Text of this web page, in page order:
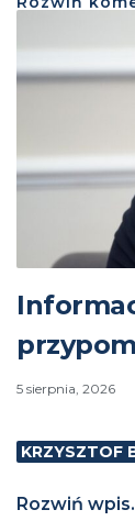
5 sierpnia, 2026
KRZYSZTOF
Rozwiń